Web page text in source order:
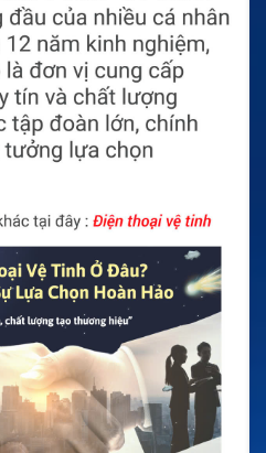
giữ hiệu suất tốt hơn.
đến 60℃. Dải nhiệt này phù
thực tế. Người dùng nên
thoáng mát.
Hytera là lựa chọn phù hợp khi
và thiết kế gọn nhẹ. Người